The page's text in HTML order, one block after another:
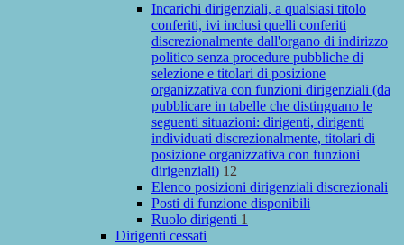
Incarichi dirigenziali, a qualsiasi titolo
conferiti, ivi inclusi quelli conferiti
discrezionalmente dall'organo di indirizzo
politico senza procedure pubbliche di
selezione e titolari di posizione
organizzativa con funzioni dirigenziali (da
pubblicare in tabelle che distinguano le
seguenti situazioni: dirigenti, dirigenti
individuati discrezionalmente, titolari di
posizione organizzativa con funzioni
dirigenziali) 12
Elenco posizioni dirigenziali discrezionali
Posti di funzione disponibili
Ruolo dirigenti 1
Dirigenti cessati